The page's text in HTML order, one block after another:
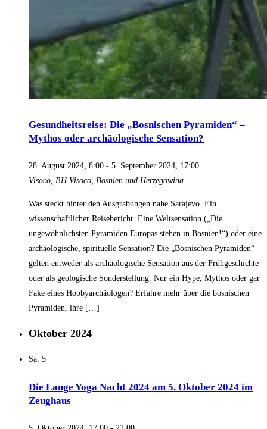
Gesundheitsreise: Die „Bosnischen Pyramiden“ –
Mythos oder archäologische Sensation?
28. August 2024, 8:00 - 5. September 2024, 17:00
Visoco, BH Visoco, Bosnien und Herzegowina
Was steckt hinter den Ausgrabungen nahe Sarajevo. Ein
wissenschaftlicher Reisebericht. Eine Weltsensation („Die
ungewöhnlichsten Pyramiden Europas stehen in Bosnien!“) oder eine
archäologische, spirituelle Sensation? Die „Bosnischen Pyramiden“
gelten entweder als archäologische Sensation aus der Frühgeschichte
oder als geologische Sonderstellung. Nur ein Hype, Mythos oder gar
Fake eines Hobbyarchäologen? Erfahre mehr über die bosnischen
Pyramiden, ihre […]
Oktober 2024
Sa. 5
Die Lange Yoga Nacht 2024 am 5. Oktober 2024 im
Zeughaus